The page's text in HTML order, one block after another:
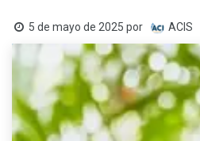
5 de mayo de 2025 por ACIS